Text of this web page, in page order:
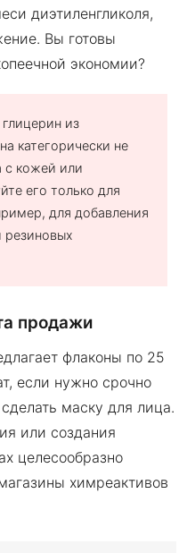
диэтиленгликоля,
Вы готовы
экономии?
из
категорически не
с кожей или
его только для
для добавления
резиновых
продажи
флаконы по 25
если нужно срочно
маску для лица.
или создания
целесообразно
химреактивов